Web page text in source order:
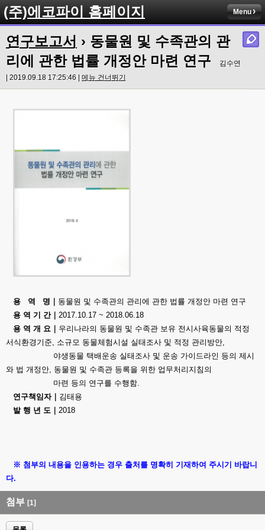
(주)에코파이 홈페이지 Menu
연구보고서 › 동물원 및 수족관의 관
리에 관한 법률 개정안 마련 연구
김수연
| 2019.09.18 17:25:46 | 메뉴 건너뛰기
용 역 명｜ 동물원 및 수족관의 관리에 관한 법률 개정안 마련 연구
용 역 기 간｜ 2017.10.17 ~ 2018.06.18
용 역 개 요｜ 우리나라의 동물원 및 수족관 보유 전시사육동물의 적정
서식환경기준, 소규모 동물체험시설 실태조사 및 적정 관리방안,
야생동물 택배운송 실태조사 및 운송 가이드라인 등의 제시
와 법 개정안, 동물원 및 수족관 등록을 위한 업무처리지침의
마련 등의 연구를 수행함.
연구책임자｜ 김태용
발 행 년 도
2018
※ 첨부의 내용을 인용하는 경우 출처를 명확히 기재하여 주시기 바랍니
다.
첨부 [1]